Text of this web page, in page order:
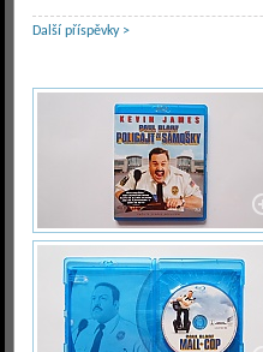
Další příspěvky >